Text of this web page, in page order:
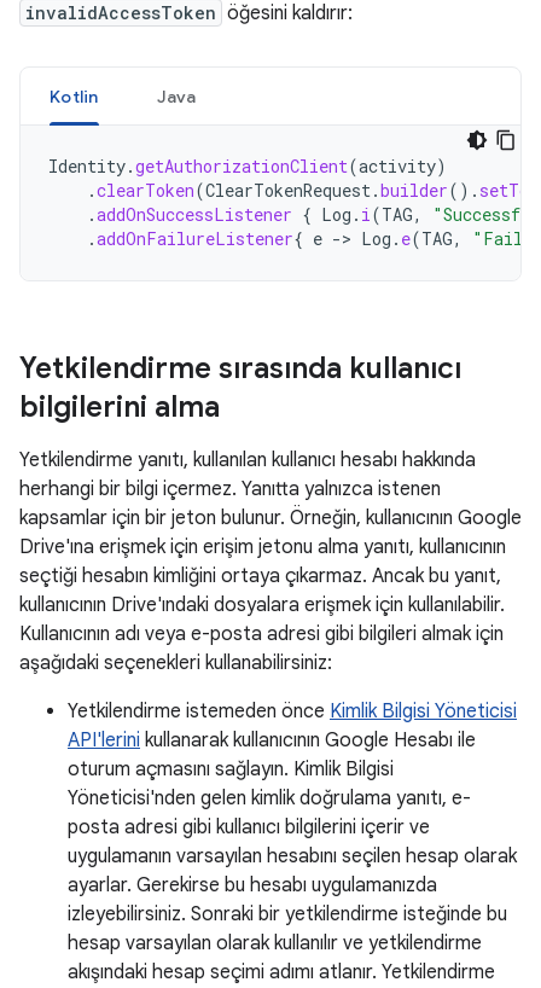
invalidAccessToken öğesini kaldırır:
Kotlin Java
Identity.getAuthorizationClient(activity)
.clearToken(ClearTokenRequest.builder().
.addOnSuccessListener { Log . i(TAG,
.addOnFailureListener{ e -> Log . e(TAG,
Yetkilendirme sırasında kullanıcı
bilgilerini alma
Yetkilendirme yanıtı, kullanılan kullanıcı hesabı hakkında
herhangi bir bilgi içermez. Yanıtta yalnızca istenen
kapsamlar için bir jeton bulunur. Örneğin, kullanıcının Google
Drive'ına erişmek için erişim jetonu alma yanıtı, kullanıcının
seçtiği hesabın kimliğini ortaya çıkarmaz. Ancak bu yanıt,
kullanıcının Drive'ındaki dosyalara erişmek için kullanılabilir.
Kullanıcının adı veya e-posta adresi gibi bilgileri almak için
aşağıdaki seçenekleri kullanabilirsiniz:
Yetkilendirme istemeden önce Kimlik Bilgisi Yöneticisi
API'lerini kullanarak kullanıcının Google Hesabı ile
oturum açmasını sağlayın. Kimlik Bilgisi
Yöneticisi'nden gelen kimlik doğrulama yanıtı, e-
posta adresi gibi kullanıcı bilgilerini içerir ve
uygulamanın varsayılan hesabını seçilen hesap olarak
ayarlar. Gerekirse bu hesabı uygulamanızda
izleyebilirsiniz. Sonraki bir yetkilendirme isteğinde bu
hesap varsayılan olarak kullanılır ve yetkilendirme
akışındaki hesap seçimi adımı atlanır. Yetkilendirme